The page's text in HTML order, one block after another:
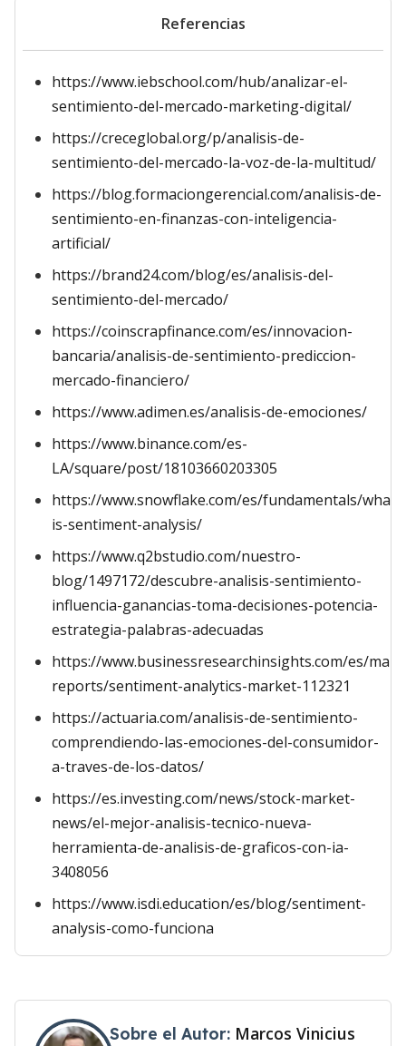
Referencias
https://www.iebschool.com/hub/analizar-el-
sentimiento-del-mercado-marketing-digital/
https://creceglobal.org/p/analisis-de-
sentimiento-del-mercado-la-voz-de-la-multitud/
https://blog.formaciongerencial.com/analisis-de-
sentimiento-en-finanzas-con-inteligencia-
artificial/
https://brand24.com/blog/es/analisis-del-
sentimiento-del-mercado/
https://coinscrapfinance.com/es/innovacion-
bancaria/analisis-de-sentimiento-prediccion-
mercado-financiero/
https://www.adimen.es/analisis-de-emociones/
https://www.binance.com/es-
LA/square/post/18103660203305
https://www.snowflake.com/es/fundamentals/what-
is-sentiment-analysis/
https://www.q2bstudio.com/nuestro-
blog/1497172/descubre-analisis-sentimiento-
influencia-ganancias-toma-decisiones-potencia-
estrategia-palabras-adecuadas
https://www.businessresearchinsights.com/es/
reports/sentiment-analytics-market-112321
https://actuaria.com/analisis-de-sentimiento-
comprendiendo-las-emociones-del-consumidor-
a-traves-de-los-datos/
https://es.investing.com/news/stock-market-
news/el-mejor-analisis-tecnico-nueva-
herramienta-de-analisis-de-graficos-con-ia-
3408056
https://www.isdi.education/es/blog/sentiment-
analysis-como-funciona
Sobre el Autor: Marcos Vinicius